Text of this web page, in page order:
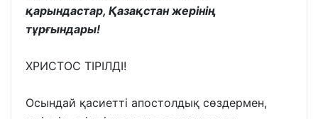
қарындастар, Қазақстан жерінің
тұрғындары!
ХРИСТОС ТІРІЛДІ!
Осындай қасиетті апостолдық сөздермен,